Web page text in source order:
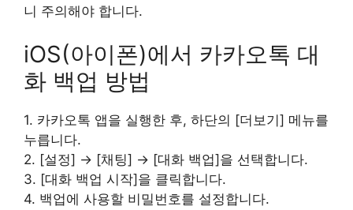
니 주의해야 합니다.
iOS(아이폰)에서 카카오톡 대
화 백업 방법
1. 카카오톡 앱을 실행한 후, 하단의 [더보기] 메뉴를
누릅니다.
2. [설정] → [채팅] → [대화 백업]을 선택합니다.
3. [대화 백업 시작]을 클릭합니다.
4. 백업에 사용할 비밀번호를 설정합니다.